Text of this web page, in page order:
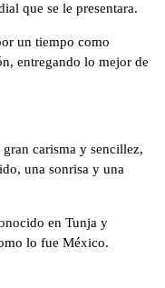
que se le presentara.
un tiempo como
entregando lo mejor de
carisma y sencillez,
una sonrisa y una
en Tunja y
lo fue México.